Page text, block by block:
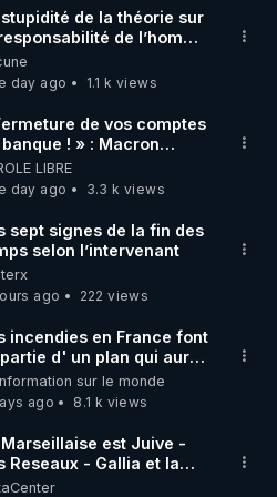
de méditation et
www.envol.app/code
stupidité de la théorie sur
de l’homme
le dioxyde de
day ago
1.1 k views
de vos comptes
! » : Macron
une loi folle !
LIBRE
day ago
3.3 k views
sept signes de la fin des
selon l’intervenant
ago
222 views
incendies en France font
d' un plan qui aurait
le 11 septembre 2001
sur le monde
ago
8.1 k views
Marseillaise est Juive -
Reseaux - Gallia et la
- Symbolisme